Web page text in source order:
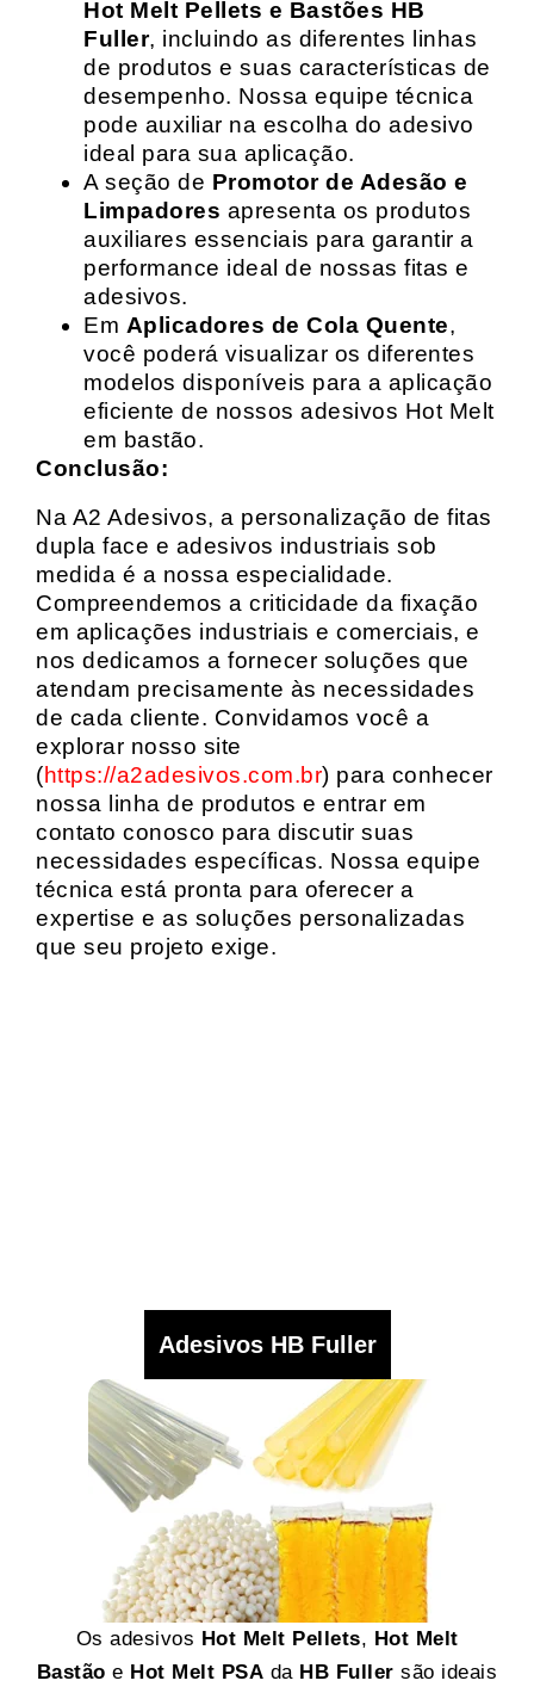
Hot Melt Pellets e Bastões HB
Fuller, incluindo as diferentes linhas
de produtos e suas características de
desempenho. Nossa equipe técnica
pode auxiliar na escolha do adesivo
ideal para sua aplicação.
A seção de Promotor de Adesão e
Limpadores apresenta os produtos
auxiliares essenciais para garantir a
performance ideal de nossas fitas e
adesivos.
Em Aplicadores de Cola Quente,
você poderá visualizar os diferentes
modelos disponíveis para a aplicação
eficiente de nossos adesivos Hot Melt
em bastão.
Conclusão:
Na A2 Adesivos, a personalização de fitas
dupla face e adesivos industriais sob
medida é a nossa especialidade.
Compreendemos a criticidade da fixação
em aplicações industriais e comerciais, e
nos dedicamos a fornecer soluções que
atendam precisamente às necessidades
de cada cliente. Convidamos você a
explorar nosso site
(https://a2adesivos.com.br) para conhecer
nossa linha de produtos e entrar em
contato conosco para discutir suas
necessidades específicas. Nossa equipe
técnica está pronta para oferecer a
expertise e as soluções personalizadas
que seu projeto exige.
Adesivos HB Fuller
Os adesivos Hot Melt Pellets, Hot Melt
Bastão e Hot Melt PSA da HB Fuller são ideais